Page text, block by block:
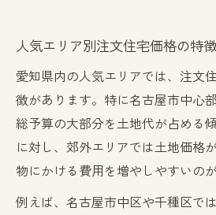
人気エリア別注文住宅価格の特
愛知県内の人気エリアでは、注文
徴があります。特に名古屋市中心
総予算の大部分を土地代が占める
に対し、郊外エリアでは土地価格
物にかける費用を増やしやすいの
例えば、名古屋市中区や千種区で